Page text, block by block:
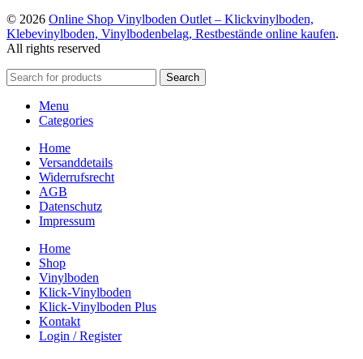
© 2026 Online Shop Vinylboden Outlet – Klickvinylboden,
Klebevinylboden, Vinylbodenbelag, Restbestände online kaufen.
All rights reserved
Search
Menu
Categories
Home
Versanddetails
Widerrufsrecht
AGB
Datenschutz
Impressum
Home
Shop
Vinylboden
Klick-Vinylboden
Klick-Vinylboden Plus
Kontakt
Login / Register